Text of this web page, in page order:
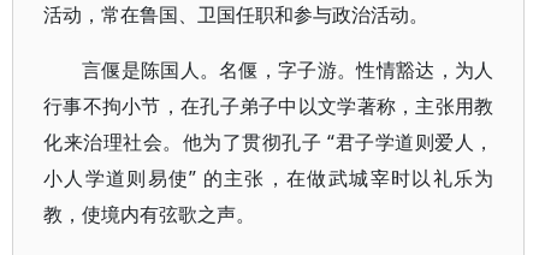
活动，常在鲁国、卫国任职和参与政治活动。
言偃是陈国人。名偃，字子游。性情豁达，为人
行事不拘小节，在孔子弟子中以文学著称，主张用教
化来治理社会。他为了贯彻孔子 “君子学道则爱人，
小人学道则易使” 的主张，在做武城宰时以礼乐为
教，使境内有弦歌之声。